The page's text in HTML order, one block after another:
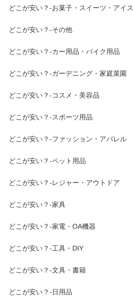
どこが安い？-お菓子・スイーツ・アイス
どこが安い？-その他
どこが安い？-カー用品・バイク用品
どこが安い？-ガーデニング・家庭菜園
どこが安い？-コスメ・美容品
どこが安い？-スポーツ用品
どこが安い？-ファッション・アパレル
どこが安い？-ペット用品
どこが安い？-レジャー・アウトドア
どこが安い？-家具
どこが安い？-家電・OA機器
どこが安い？-工具・DIY
どこが安い？-文具・書籍
どこが安い？-日用品